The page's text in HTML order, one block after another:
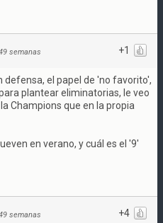
+1
semanas
defensa, el papel de 'no favorito',
plantear eliminatorias, le veo
Champions que en la propia
en verano, y cuál es el '9'
+4
semanas